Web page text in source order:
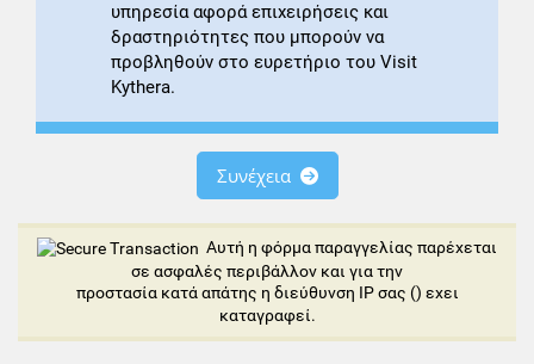
υπηρεσία αφορά επιχειρήσεις και
δραστηριότητες που μπορούν να
προβληθούν στο ευρετήριο του Visit
Kythera.
Συνέχεια
Αυτή η φόρμα παραγγελίας παρέχεται
σε ασφαλές περιβάλλον και για την
προστασία κατά απάτης η διεύθυνση IP σας () εχει
καταγραφεί.